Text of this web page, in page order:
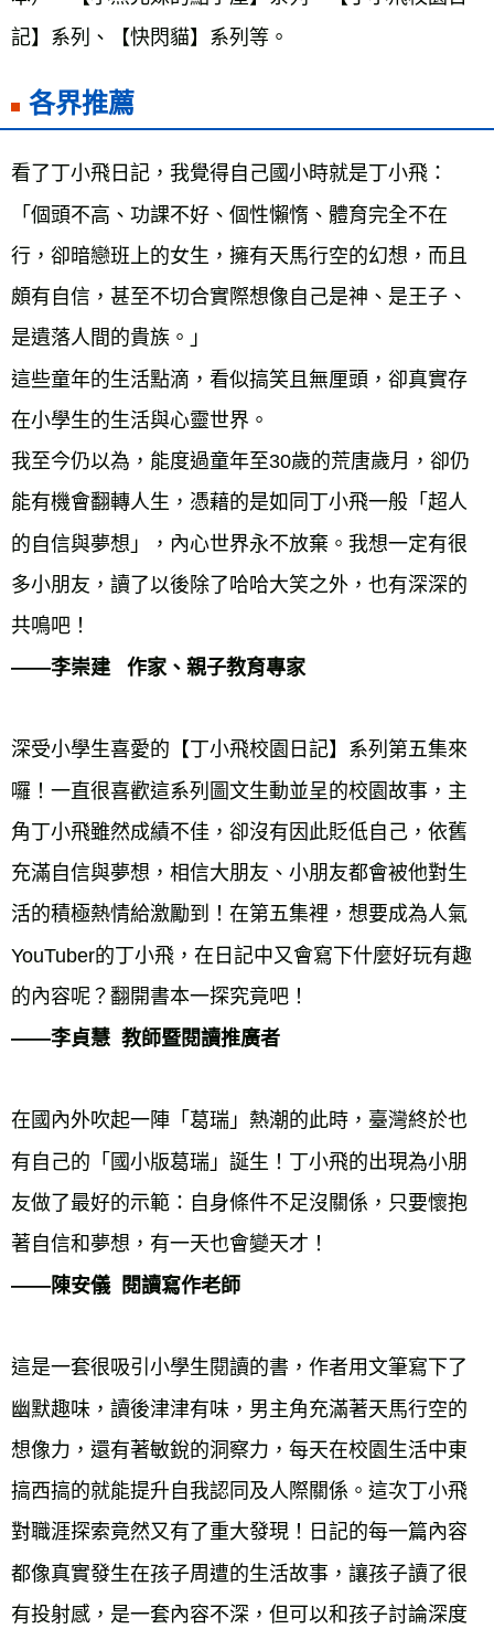
各界推薦
看了丁小飛日記，我覺得自己國小時就是丁小飛：
「個頭不高、功課不好、個性懶惰、體育完全不在
行，卻暗戀班上的女生，擁有天馬行空的幻想，而且
頗有自信，甚至不切合實際想像自己是神、是王子、
是遺落人間的貴族。」
這些童年的生活點滴，看似搞笑且無厘頭，卻真實存
在小學生的生活與心靈世界。
我至今仍以為，能度過童年至30歲的荒唐歲月，卻仍
能有機會翻轉人生，憑藉的是如同丁小飛一般「超人
的自信與夢想」，內心世界永不放棄。我想一定有很
多小朋友，讀了以後除了哈哈大笑之外，也有深深的
——李崇建   作家、親子教育專家
深受小學生喜愛的【丁小飛校園日記】系列第五集來
囉！一直很喜歡這系列圖文生動並呈的校園故事，主
角丁小飛雖然成績不佳，卻沒有因此貶低自己，依舊
充滿自信與夢想，相信大朋友、小朋友都會被他對生
活的積極熱情給激勵到！在第五集裡，想要成為人氣
YouTuber的丁小飛，在日記中又會寫下什麼好玩有趣
——李貞慧  教師暨閱讀推廣者
在國內外吹起一陣「葛瑞」熱潮的此時，臺灣終於也
有自己的「國小版葛瑞」誕生！丁小飛的出現為小朋
友做了最好的示範：自身條件不足沒關係，只要懷抱
——陳安儀  閱讀寫作老師
這是一套很吸引小學生閱讀的書，作者用文筆寫下了
幽默趣味，讀後津津有味，男主角充滿著天馬行空的
想像力，還有著敏銳的洞察力，每天在校園生活中東
搞西搞的就能提升自我認同及人際關係。這次丁小飛
對職涯探索竟然又有了重大發現！日記的每一篇內容
都像真實發生在孩子周遭的生活故事，讓孩子讀了很
有投射感，是一套內容不深，但可以和孩子討論深度